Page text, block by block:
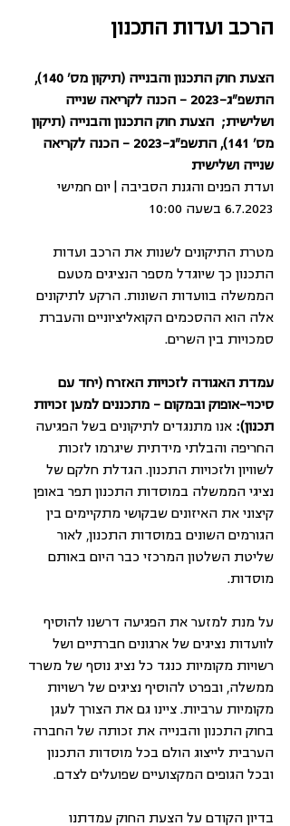
הרכב ועדות התכנון
הצעת חוק התכנון והבנייה (תיקון מס' 140),
התשפ"ג-2023 - הכנה לקריאה שנייה
ושלישית;  הצעת חוק התכנון והבנייה (תיקון
מס' 141), התשפ"ג-2023 - הכנה לקריאה
שנייה ושלישית
ועדת הפנים והגנת הסביבה | יום חמישי
6.7.2023 בשעה 10:00
מטרת התיקונים לשנות את הרכב ועדות
התכנון כך שיוגדל מספר הנציגים מטעם
הממשלה בוועדות השונות. הרקע לתיקונים
אלה הוא ההסכמים הקואליציוניים והעברת
סמכויות בין השרים.
עמדת האגודה לזכויות האזרח (יחד עם
סיכוי-אופוק ובמקום – מתכננים למען זכויות
תכנון): אנו מתנגדים לתיקונים בשל הפגיעה
החריפה והבלתי מידתית שיגרמו לזכות
לשוויון ולזכויות התכנון. הגדלת חלקם של
נציגי הממשלה במוסדות התכנון תפר באופן
קיצוני את האיזונים שבקושי מתקיימים בין
הגורמים השונים במוסדות התכנון, לאור
שליטת השלטון המרכזי כבר היום באותם
מוסדות.
על מנת למזער את הפגיעה דרשנו להוסיף
לוועדות נציגים של ארגונים חברתיים ושל
רשויות מקומיות כנגד כל נציג נוסף של משרד
ממשלה, ובפרט להוסיף נציגים של רשויות
מקומיות ערביות. ציינו גם את הצורך לעגן
בחוק התכנון והבנייה את זכותה של החברה
הערבית לייצוג הולם בכל מוסדות התכנון
ובכל הגופים המקצועיים שפועלים לצדם.
בדיון הקודם על הצעת החוק עמדתנו